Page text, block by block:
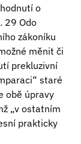
o
29 Odo
zákoníku
měnit či
prekluzivní
staré
obě úpravy
„v ostatním
prakticky